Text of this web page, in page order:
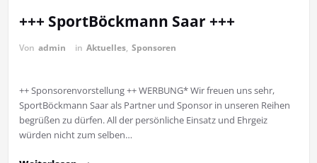
+++ SportBöckmann Saar +++
Von admin in Aktuelles, Sponsoren
++ Sponsorenvorstellung ++ WERBUNG* Wir freuen uns sehr,
SportBöckmann Saar als Partner und Sponsor in unseren Reihen
begrüßen zu dürfen. All der persönliche Einsatz und Ehrgeiz
würden nicht zum selben…